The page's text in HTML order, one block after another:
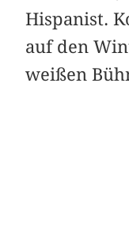
Hispanist.
auf den
weißen